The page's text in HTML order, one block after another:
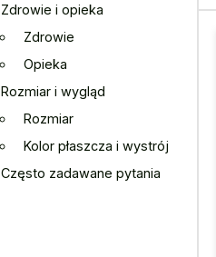
Zdrowie i opieka
Zdrowie
Opieka
Rozmiar i wygląd
Rozmiar
Kolor płaszcza i wystrój
Często zadawane pytania